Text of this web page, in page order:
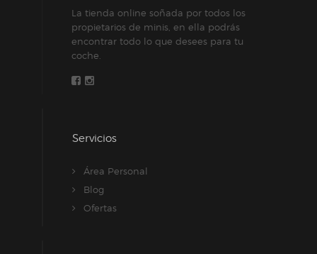
La tienda online soñada por todos los
propietarios de minis, en ella podrás
encontrar todo lo que desees para tu
coche.
Servicios
Área Personal
Blog
Ofertas